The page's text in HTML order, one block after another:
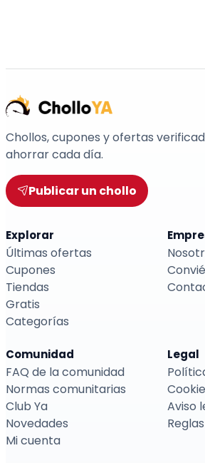
Chollos, cupones y ofertas
ahorrar cada día.
Publicar un chollo
Explorar
Últimas ofertas
Cupones
Tiendas
Gratis
Categorías
Comunidad
FAQ de la comunidad
Normas comunitarias
Club Ya
Novedades
Mi cuenta
Legal
Aviso